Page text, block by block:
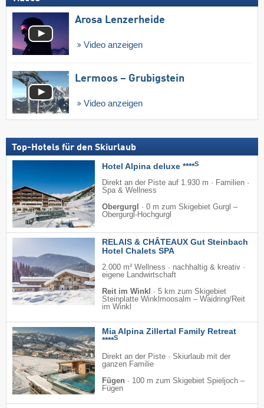
Arosa Lenzerheide
Video anzeigen
Lermoos – Grubigstein
Video anzeigen
Top-Hotels für den Skiurlaub
Hotel Alpina deluxe ****S
Direkt an der Piste auf 1.930 m · Familien ·
Spa & Wellness
Obergurgl
· 0 m zum Skigebiet Gurgl –
Obergurgl-Hochgurgl
RELAIS & CHÂTEAUX Gut Steinbach
Hotel Chalets SPA
2.000 m² Wellness · nachhaltig & kreativ ·
eigene Landwirtschaft
Reit im Winkl
· 5 km zum Skigebiet
Steinplatte Winklmoosalm – Waidring/​Reit
im Winkl
Mia Alpina Zillertal Family Retreat
****S
Direkt an der Piste · Skiurlaub mit der
ganzen Familie
Fügen · 100 m zum Skigebiet Spieljoch –
Fügen